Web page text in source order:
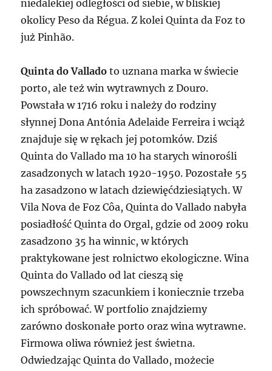
niedalekiej odległości od siebie, w bliskiej
okolicy Peso da Régua. Z kolei Quinta da Foz to
już Pinhão.
Quinta do Valladoto uznana marka w świecie
porto, ale też win wytrawnych z Douro.
Powstała w 1716 roku i należy do rodziny
słynnej Dona Antónia Adelaide Ferreira i wciąż
znajduje się w rękach jej potomków. Dziś
Quinta do Vallado ma 10 ha starych winorośli
zasadzonych w latach 1920-1950. Pozostałe 55
ha zasadzono w latach dziewięćdziesiątych. W
Vila Nova de Foz Côa, Quinta do Vallado nabyła
posiadłość Quinta do Orgal, gdzie od 2009 roku
zasadzono 35 ha winnic, w których
praktykowane jest rolnictwo ekologiczne. Wina
Quinta do Vallado od lat cieszą się
powszechnym szacunkiem i koniecznie trzeba
ich spróbować. W portfolio znajdziemy
zarówno doskonałe porto oraz wina wytrawne.
Firmowa oliwa również jest świetna.
Odwiedzając Quinta do Vallado, możecie